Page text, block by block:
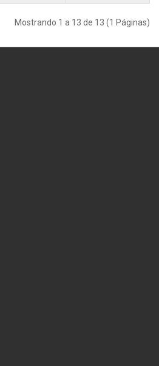
Mostrando 1 a 13 de 13 (1 Páginas)